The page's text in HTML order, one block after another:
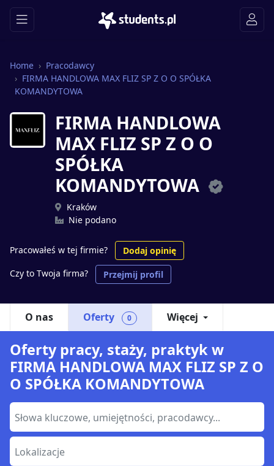
Home
Pracodawcy
FIRMA HANDLOWA MAX FLIZ SP Z O O SPÓŁKA
KOMANDYTOWA
FIRMA HANDLOWA
MAX FLIZ SP Z O O
SPÓŁKA
KOMANDYTOWA
Kraków
Nie podano
Pracowałeś w tej firmie?
Dodaj opinię
Czy to Twoja firma?
Przejmij profil
O nas Oferty 0 Więcej
Oferty pracy, staży, praktyk w
FIRMA HANDLOWA MAX FLIZ SP Z O
O SPÓŁKA KOMANDYTOWA